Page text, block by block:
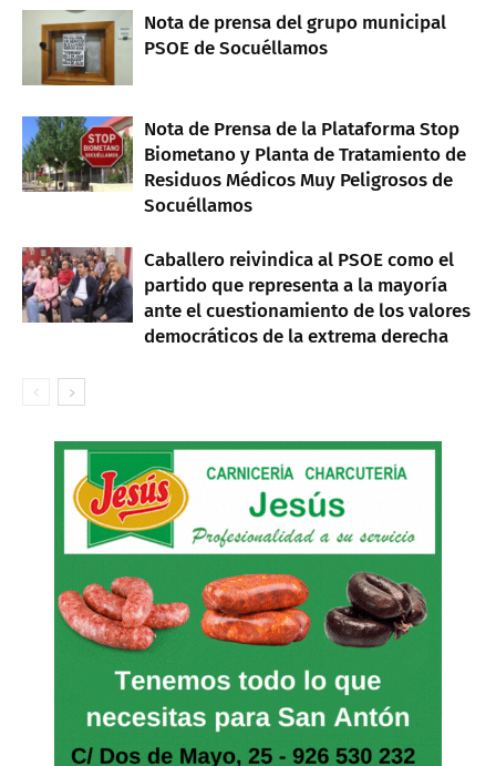
Nota de prensa del grupo municipal
PSOE de Socuéllamos
Nota de Prensa de la Plataforma Stop
Biometano y Planta de Tratamiento de
Residuos Médicos Muy Peligrosos de
Socuéllamos
Caballero reivindica al PSOE como el
partido que representa a la mayoría
ante el cuestionamiento de los valores
democráticos de la extrema derecha